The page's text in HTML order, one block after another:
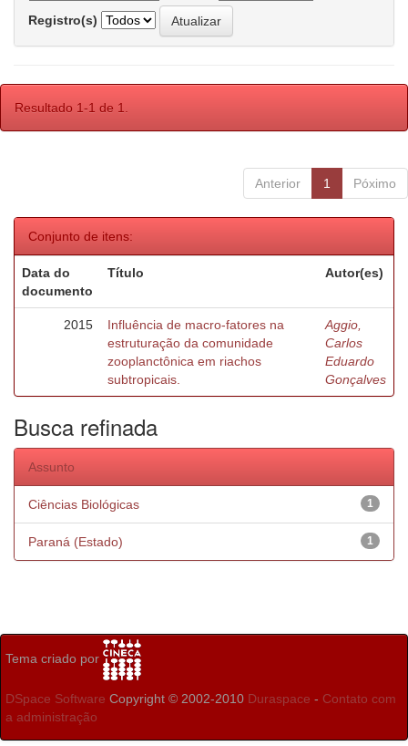
Registro(s)
Resultado 1-1 de 1.
Anterior 1 Póximo
Conjunto de itens:
Data do
documento
Título Autor(es)
2015
Influência de macro-fatores na
estruturação da comunidade
zooplanctônica em riachos
subtropicais.
Aggio,
Carlos
Eduardo
Gonçalves
Busca refinada
Assunto
1
Ciências Biológicas
1
Paraná (Estado)
Tema criado por
DSpace Software Copyright © 2002-2010 Duraspace - Contato com
a administração